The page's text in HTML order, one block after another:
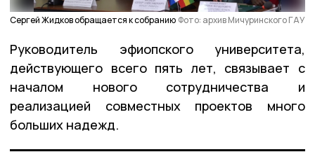
Сергей Жидков обращается к собранию Фото: архив Мичуринского ГАУ
Руководитель эфиопского университета,
действующего всего пять лет, связывает с
началом нового сотрудничества и
реализацией совместных проектов много
больших надежд.